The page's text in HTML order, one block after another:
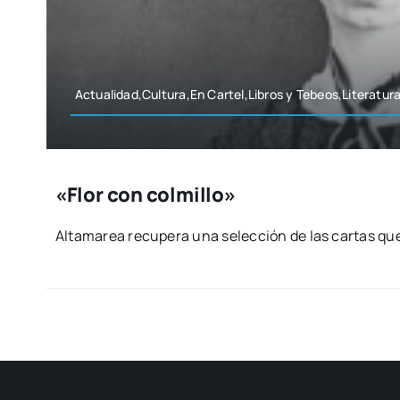
Actualidad,Cultura,En Cartel,Libros y Tebeos,Literatura
«Flor con colmillo»
Alta­ma­rea recu­pe­ra una selec­ción de las car­tas